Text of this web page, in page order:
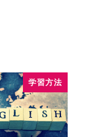
学習方法